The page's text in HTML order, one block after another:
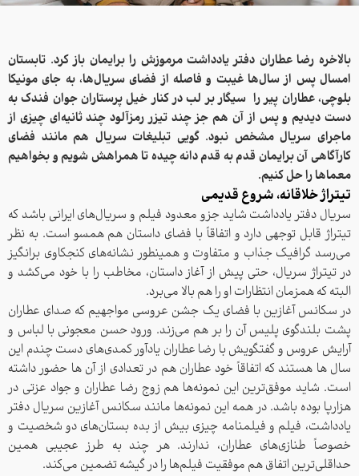
بالاخره رضا عطاران دفتر یادداشت مرموزش را برایمان باز کرد. تابستان
امسال پس از سال‌ها غیبت و فاصله از فضای سریال‌ها، به جای مونیکا
بلوچی، عطاران پیر را سیگار بر لب در کنار خیل پرستاران جوان فندک به
دست دیدیم و پس از آن هم جز چند تیزر رمزآلود چند ثانیه‌ای چیزی از
ماجرای سریال مشخص نبود. گویی تبلیغات سریال هم مانند فضای
کارآگاهی آن برایمان قدم به قدم دانه چیده تا همراهش شویم و بخواهیم
معماها را حل کنیم.
تیتراژ خلاقانه، شروع قدیمی
سریال دفتر یادداشت شاید جزو معدود فیلم و سریال‌های ایرانی باشد که
تیتراژ قابل توجهی دارد و اتفاقاً با فضای داستان هم همسو است. به نظر
می‌رسد گرافیک جذاب و متفاوت و همینطور نشانه‌های کنجکاوی برانگیز
در تیتراژ سریال، حتی پیش از آغاز داستان، مخاطب را با خود می‌کشد و
البته که همزمان انتظارات او را هم بالا می‌برد.
در سکانس آغازین با فضای یک جشن عروسی مواجهیم که صدای عطاران
پشت بلندگوی پلیس آن را بر هم می‌زند. ورود حسن معجونی با لباس و
آرایش عروس و گفتگویش با رضا عطاران یادآور کمدی‌های دست چندم این
سال ها هستند که اتفاقاً خود عطاران هم در تعدادی از آن ها حضور داشته
است. شاید موفق‌ترین این نمونه‌ها هم زوج رضا عطاران و جواد عزتی در
هزارپا بوده باشد. در همه این نمونه‌ها مانند سکانس آغازین سریال دفتر
یادداشت، فیلم و فیلمنامه چیزی بیش از بده بستان‌های دو شخصیت و
خصوصاً طنازی‌های عطاران، ندارند. هر چند به طرز عجیبی همین
حداقلی‌ترین اتفاق هم موفقیت فیلم‌ها را در گیشه تضمین می‌کند.